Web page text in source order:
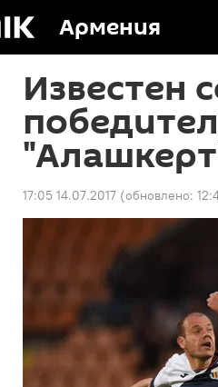
Армения
Известен
17:05 14.07.2017 (обновлено: